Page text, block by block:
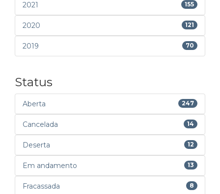
2021 155
2020 121
2019 70
Status
Aberta 247
Cancelada 14
Deserta 12
Em andamento 13
Fracassada 8